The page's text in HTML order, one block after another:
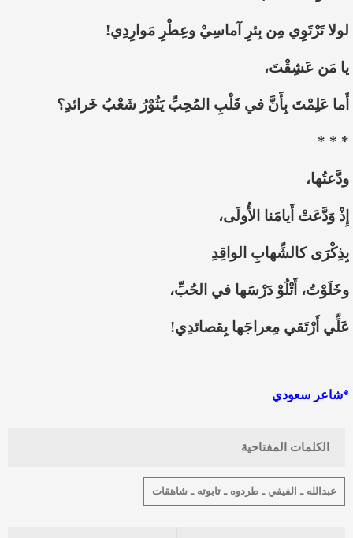
لولا تَرْتَوِي مِن بِئرِ آماسِيْ وعِطْرِ مَوارِدِي!
يا مَن عَشِقْتَ،
أَما عَلِمْتَ بِأَنَّ في قَلْبِ المُحِبِّ يَثُوْرُ شَعْبُ خَرائدِ؟
* * *
ودَّعتُها،
إِذْ وَدَّعَتْ أَيامَنا الأُولَى،
بِذِكْرَى كالشِّهابِ الواقِدِ
وخَلَوْتُ، أَتْلُوْ دَرْسَها في الحُبِّ،
عَلِّي أَرْتَقي مِعراجَها بِقصائدِي!
*شاعر سعودي
الكلمات المفتاحية
عبدالله ـ الفيفي ـ طردوه ـ تابوته ـ شاهقات